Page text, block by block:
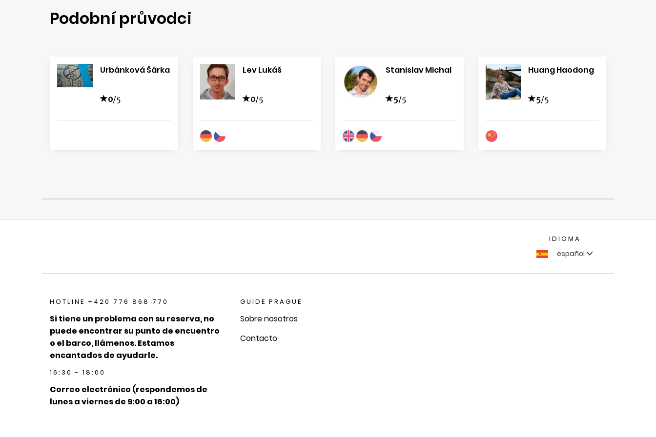
Podobní průvodci
Urbánková Šárka
0/5
Lev Lukáš
0/5
Stanislav Michal
5/5
Huang Haodong
5/5
IDIOMA
español
HOTLINE +420 776 868 770
Si tiene un problema con su reserva, no
puede encontrar su punto de encuentro
o el barco, llámenos. Estamos
encantados de ayudarle.
16:30 - 18:00
Correo electrónico (respondemos de
lunes a viernes de 9:00 a 16:00)
GUIDE PRAGUE
Sobre nosotros
Contacto